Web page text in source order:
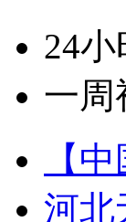
24
一周
【
河北